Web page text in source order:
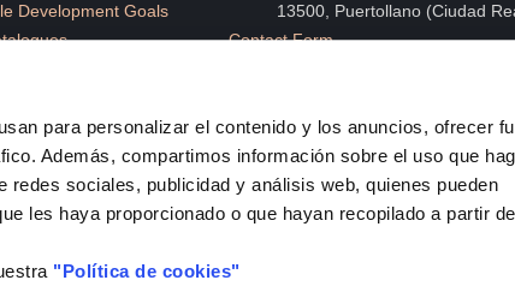
para personalizar el contenido y los anuncios, ofrecer
Además, compartimos información sobre el uso que
redes sociales, publicidad y análisis web, quienes pueden
les haya proporcionado o que hayan recopilado a partir
"Política de cookies"
Development Goals
13500, Puertollano (Ciudad
Contact Form